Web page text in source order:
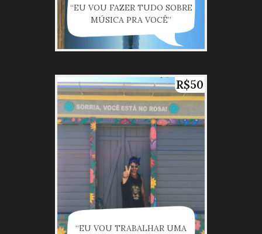
“EU VOU FAZER TUDO SOBRE
MÚSICA PRA VOCÊ”
R$50
“EU VOU TRABALHAR UMA